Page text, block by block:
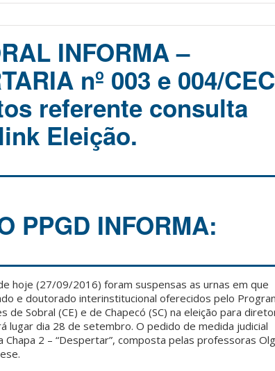
INFORMA –
nº 003 e 004/
referente consulta
Eleição.
PPGD INFORMA:
hoje (27/09/2016) foram suspensas as urnas em que
e doutorado interinstitucional oferecidos pelo
de Sobral (CE) e de Chapecó (SC) na eleição para
lugar dia 28 de setembro. O pedido de medida judicial
2 – “Despertar”, composta pelas professoras